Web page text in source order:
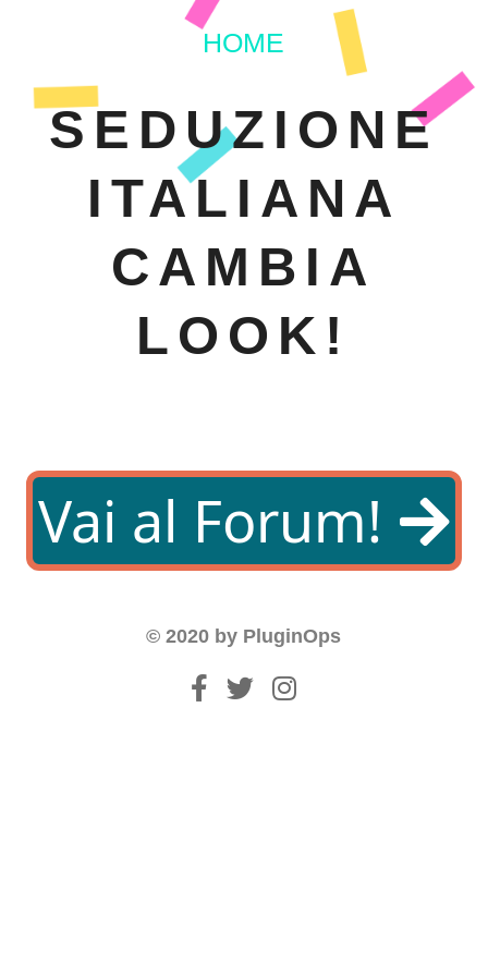
HOME
SEDUZIONE
ITALIANA
CAMBIA
LOOK!
Vai al Forum!
© 2020 by PluginOps